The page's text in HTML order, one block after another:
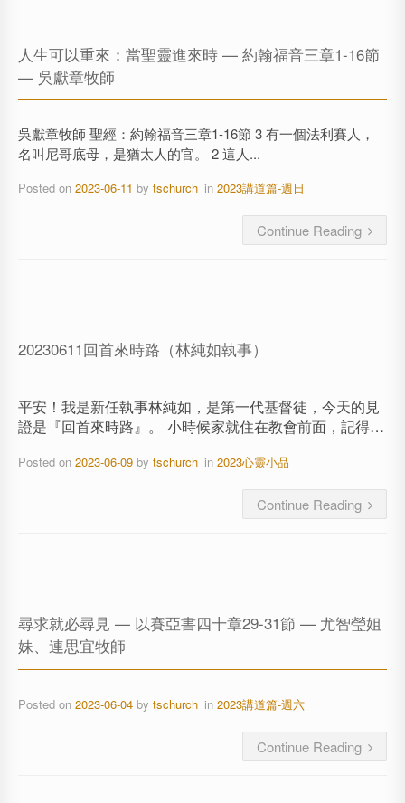
人生可以重來：當聖靈進來時 — 約翰福音三章1-16節
— 吳獻章牧師
吳獻章牧師 聖經：約翰福音三章1-16節 3 有一個法利賽人，
名叫尼哥底母，是猶太人的官。 2 這人...
Posted on 2023-06-11 by tschurch in2023講道篇-週日
Continue Reading
20230611回首來時路（林純如執事）
平安！我是新任執事林純如，是第一代基督徒，今天的見
證是『回首來時路』。 小時候家就住在教會前面，記得…
Posted on 2023-06-09 by tschurch in2023心靈小品
Continue Reading
尋求就必尋見 — 以賽亞書四十章29-31節 — 尤智瑩姐
妹、連思宜牧師
Posted on 2023-06-04 by tschurch in2023講道篇-週六
Continue Reading